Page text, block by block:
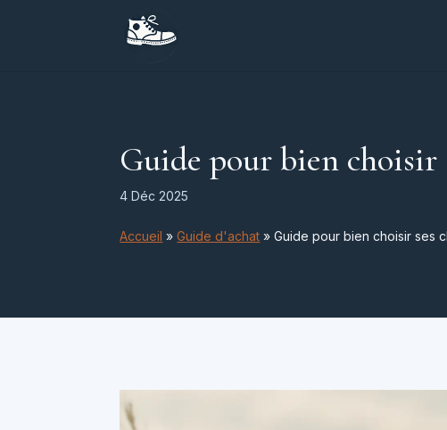
Guide pour bien choisir
4 Déc 2025
Accueil »Guide d'achat »Guide pour bien choisir ses